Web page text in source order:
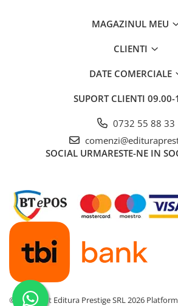
MAGAZINUL MEU
CLIENTI
DATE COMERCIALE
SUPORT CLIENTI 09.00-
0732 55 88 33
SOCIAL URMARESTE-NE IN
©Copyright Editura Prestige SRL 2026